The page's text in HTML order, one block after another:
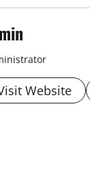
Website